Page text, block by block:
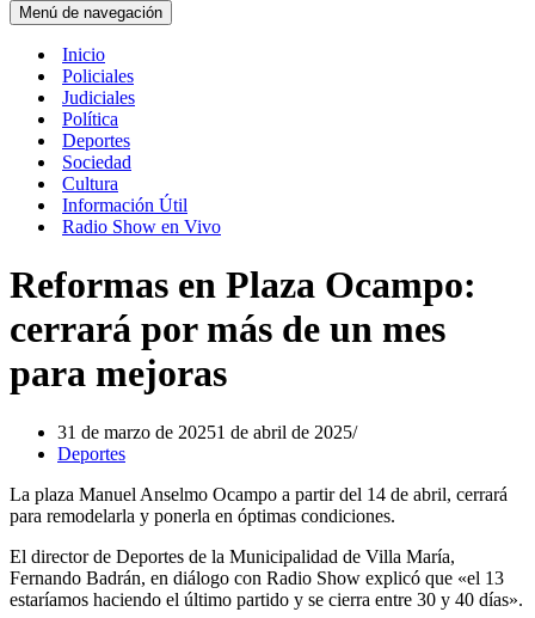
Menú de navegación
Inicio
Policiales
Judiciales
Política
Deportes
Sociedad
Cultura
Información Útil
Radio Show en Vivo
Reformas en Plaza Ocampo:
cerrará por más de un mes
para mejoras
31 de marzo de 20251 de abril de 2025
Deportes
La plaza Manuel Anselmo Ocampo a partir del 14 de abril, cerrará
para remodelarla y ponerla en óptimas condiciones.
El director de Deportes de la Municipalidad de Villa María,
Fernando Badrán, en diálogo con Radio Show explicó que «el 13
estaríamos haciendo el último partido y se cierra entre 30 y 40 días».